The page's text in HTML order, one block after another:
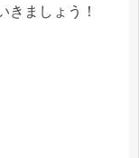
きましょう！